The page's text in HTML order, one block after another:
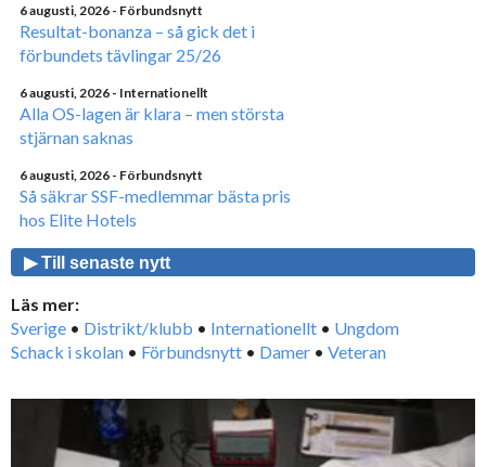
6 augusti, 2026 - Förbundsnytt
Resultat-bonanza – så gick det i
förbundets tävlingar 25/26
6 augusti, 2026 - Internationellt
Alla OS-lagen är klara – men största
stjärnan saknas
6 augusti, 2026 - Förbundsnytt
Så säkrar SSF-medlemmar bästa pris
hos Elite Hotels
▶ Till senaste nytt
Läs mer:
Sverige • Distrikt/klubb • Internationellt • Ungdom
Schack i skolan • Förbundsnytt • Damer • Veteran